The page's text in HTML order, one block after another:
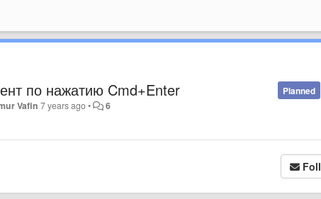
Planned
по нажатию Cmd+Enter
Vafin 7 years ago• 6